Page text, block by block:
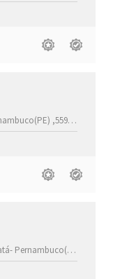
,55900-000
Pernambuco(PE)